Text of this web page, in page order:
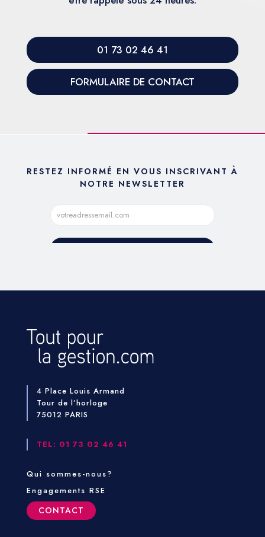
01 73 02 46 41
FORMULAIRE DE CONTACT
RESTEZ INFORMÉ EN VOUS INSCRIVANT À
NOTRE NEWSLETTER
4 Place Louis Armand
Tour de l’horloge
75012 PARIS
TEL: 01 73 02 46 41
Qui sommes-nous?
Engagements RSE
CONTACT